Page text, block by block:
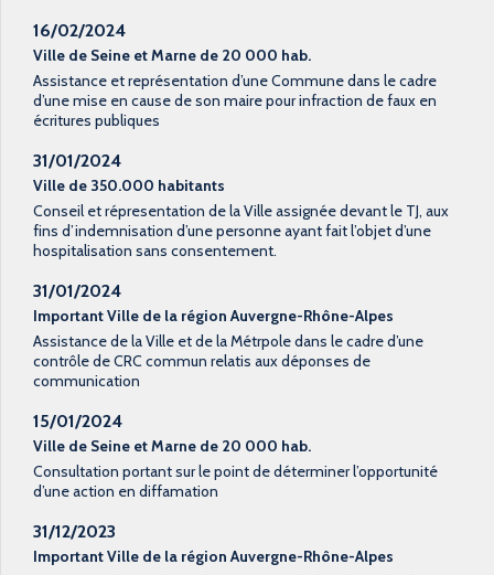
16/02/2024
Ville de Seine et Marne de 20 000 hab.
Assistance et représentation d’une Commune dans le cadre
d’une mise en cause de son maire pour infraction de faux en
écritures publiques
31/01/2024
Ville de 350.000 habitants
Conseil et répresentation de la Ville assignée devant le TJ, aux
fins d’indemnisation d’une personne ayant fait l’objet d’une
hospitalisation sans consentement.
31/01/2024
Important Ville de la région Auvergne-Rhône-Alpes
Assistance de la Ville et de la Métrpole dans le cadre d’une
contrôle de CRC commun relatis aux déponses de
communication
15/01/2024
Ville de Seine et Marne de 20 000 hab.
Consultation portant sur le point de déterminer l’opportunité
d’une action en diffamation
31/12/2023
Important Ville de la région Auvergne-Rhône-Alpes